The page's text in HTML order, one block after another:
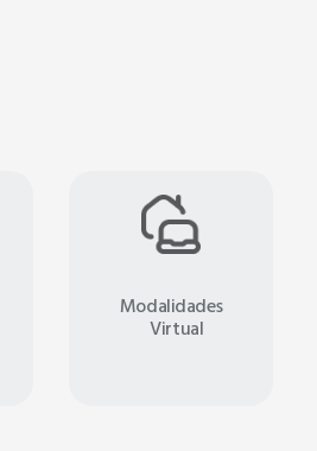
Modalidades
Virtual